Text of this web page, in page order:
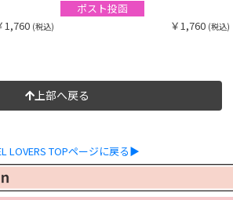
1,760 (税込)
ポスト投函
￥1,760 (税込)
上部へ戻る
LOVERS TOPページに戻る▶